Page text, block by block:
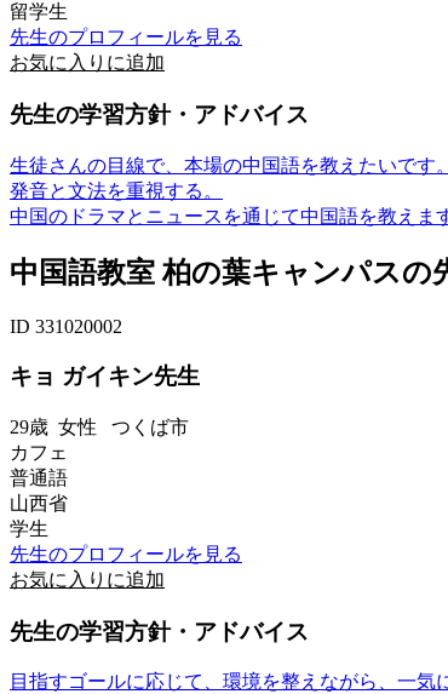
留学生
先生のプロフィールを見る
お気に入りに追加
先生の学習方針・アドバイス
生徒さんの目線で、本場の中国語を教えたいです。
発音と文法を重視する。
中国のドラマとニュースを通じて中国語を教えま
中国語教室 柏の葉キャンパスの
ID 331020002
キョ ガイキン先生
29歳 女性 つくば市
カフェ
普通語
山西省
学生
先生のプロフィールを見る
お気に入りに追加
先生の学習方針・アドバイス
目指すゴールに応じて、環境を整えながら、一気